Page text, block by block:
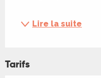
Lire la suite
Tarifs